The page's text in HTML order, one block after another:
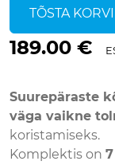
TÕSTA KORVI
189.00 €
Suurepäraste
väga vaikne
koristamiseks.
Komplektis on